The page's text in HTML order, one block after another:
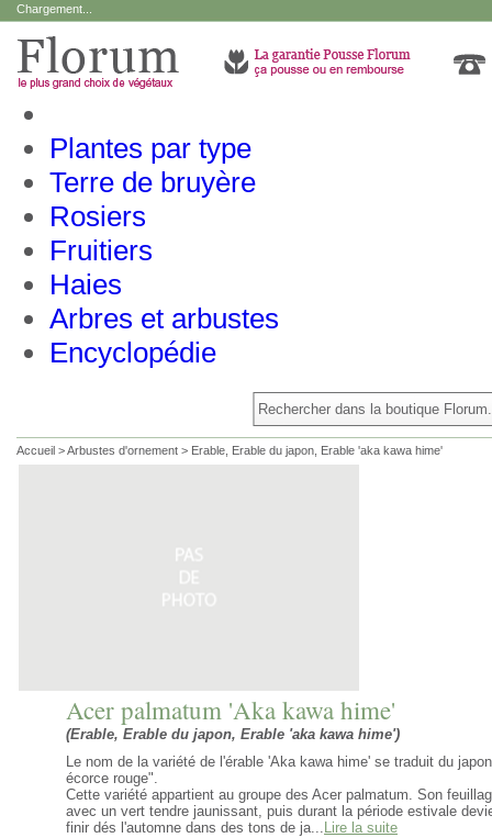
Chargement...
Plantes par type
Terre de bruyère
Rosiers
Fruitiers
Haies
Arbres et arbustes
Encyclopédie
Accueil >Arbustes d'ornement > Erable, Erable du japon, Erable 'aka kawa hime'
Acer palmatum 'Aka kawa hime'
(Erable, Erable du japon, Erable 'aka kawa hime')
Le nom de la variété de l'érable 'Aka kawa hime' se traduit du
écorce rouge".
Cette variété appartient au groupe des Acer palmatum. Son
avec un vert tendre jaunissant, puis durant la période estivale
finir dés l'automne dans des tons de ja... Lire la suite